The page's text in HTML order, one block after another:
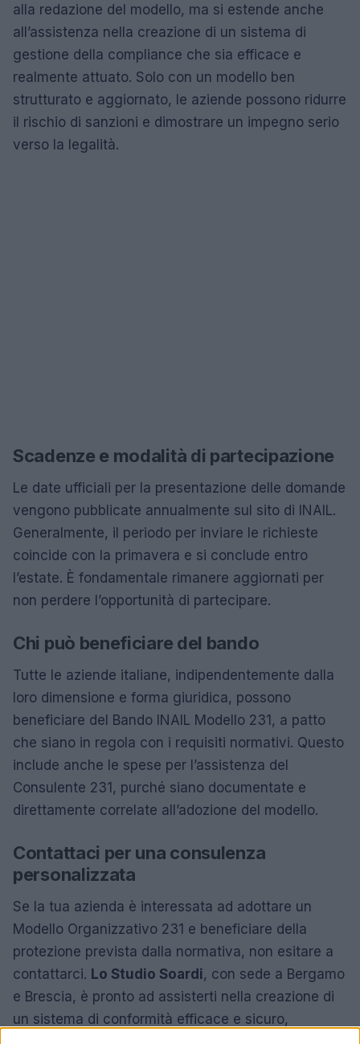
alla redazione del modello, ma si estende anche
all’assistenza nella creazione di un sistema di
gestione della compliance che sia efficace e
realmente attuato. Solo con un modello ben
strutturato e aggiornato, le aziende possono ridurre
il rischio di sanzioni e dimostrare un impegno serio
verso la legalità.
Scadenze e modalità di partecipazione
Le date ufficiali per la presentazione delle domande
vengono pubblicate annualmente sul sito di INAIL.
Generalmente, il periodo per inviare le richieste
coincide con la primavera e si conclude entro
l’estate. È fondamentale rimanere aggiornati per
non perdere l’opportunità di partecipare.
Chi può beneficiare del bando
Tutte le aziende italiane, indipendentemente dalla
loro dimensione e forma giuridica, possono
beneficiare del Bando INAIL Modello 231, a patto
che siano in regola con i requisiti normativi. Questo
include anche le spese per l’assistenza del
Consulente 231, purché siano documentate e
direttamente correlate all’adozione del modello.
Contattaci per una consulenza
personalizzata
Se la tua azienda è interessata ad adottare un
Modello Organizzativo 231 e beneficiare della
protezione prevista dalla normativa, non esitare a
contattarci. Lo Studio Soardi, con sede a Bergamo
e Brescia, è pronto ad assisterti nella creazione di
un sistema di conformità efficace e sicuro,